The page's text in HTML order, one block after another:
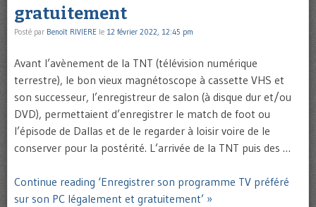
gratuitement
Posté par Benoît RIVIERE le 12 février 2022, 12:45 pm
Avant l’avènement de la TNT (télévision numérique
terrestre), le bon vieux magnétoscope à cassette VHS et
son successeur, l’enregistreur de salon (à disque dur et/ou
DVD), permettaient d’enregistrer le match de foot ou
l’épisode de Dallas et de le regarder à loisir voire de le
conserver pour la postérité. L’arrivée de la TNT puis des …
Continue reading ‘Enregistrer son programme TV préféré
sur son PC légalement et gratuitement’ »